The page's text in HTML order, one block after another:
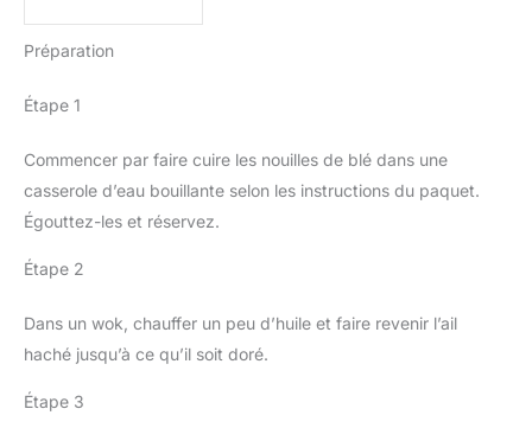
Préparation
Étape 1
Commencer par faire cuire les nouilles de blé dans une
casserole d’eau bouillante selon les instructions du paquet.
Égouttez-les et réservez.
Étape 2
Dans un wok, chauffer un peu d’huile et faire revenir l’ail
haché jusqu’à ce qu’il soit doré.
Étape 3